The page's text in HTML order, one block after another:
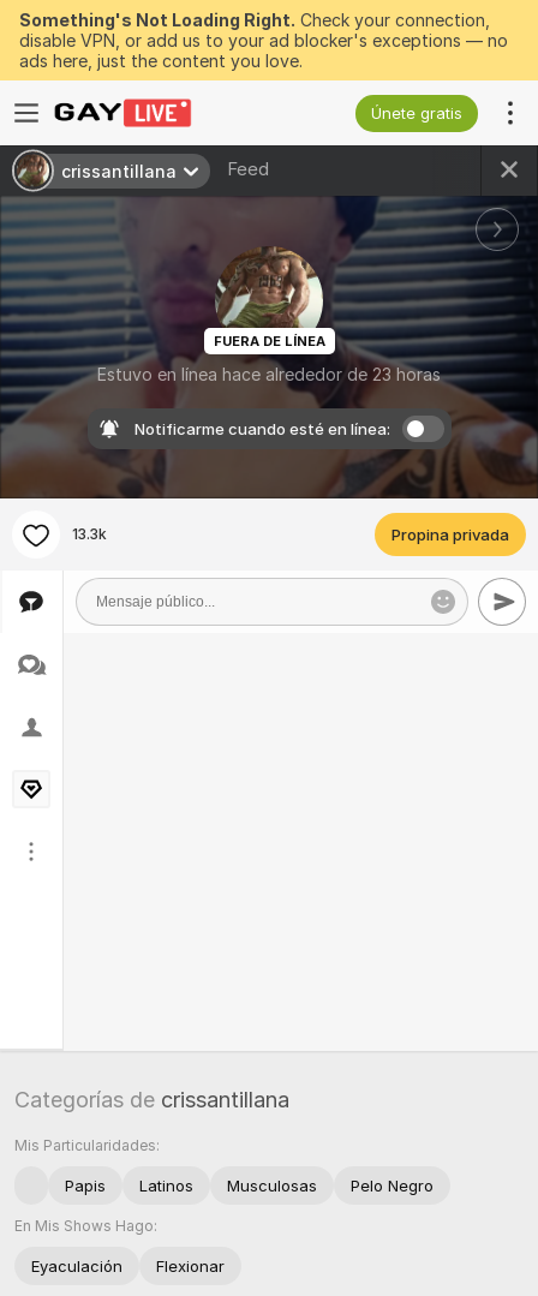
Something's Not Loading Right. Check your connection,
disable VPN, or add us to your ad blocker's exceptions — no
ads here, just the content you love.
Únete gratis
crissantillana Feed
FUERA DE LÍNEA
Estuvo en línea hace alrededor de 23 horas
Notificarme cuando esté en línea:
13.3k Propina privada
Categorías de crissantillana
Mis Particularidades:
Papis Latinos Musculosas Pelo Negro
En Mis Shows Hago:
Eyaculación Flexionar